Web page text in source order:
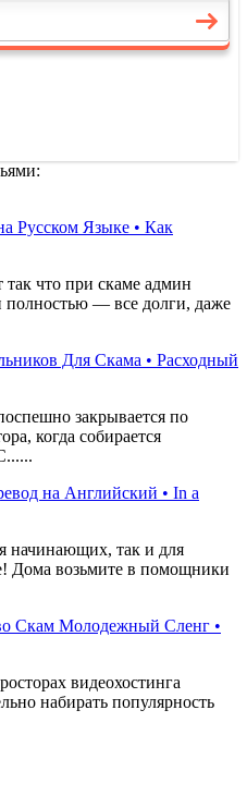
Русском Языке • Как
так что при скаме админ
полностью — все долги, даже
Для Скама • Расходный
закрывается по
когда собирается
на Английский • In a
начинающих, так и для
Дома возьмите в помощники
Скам Молодежный Сленг •
видеохостинга
набирать популярность